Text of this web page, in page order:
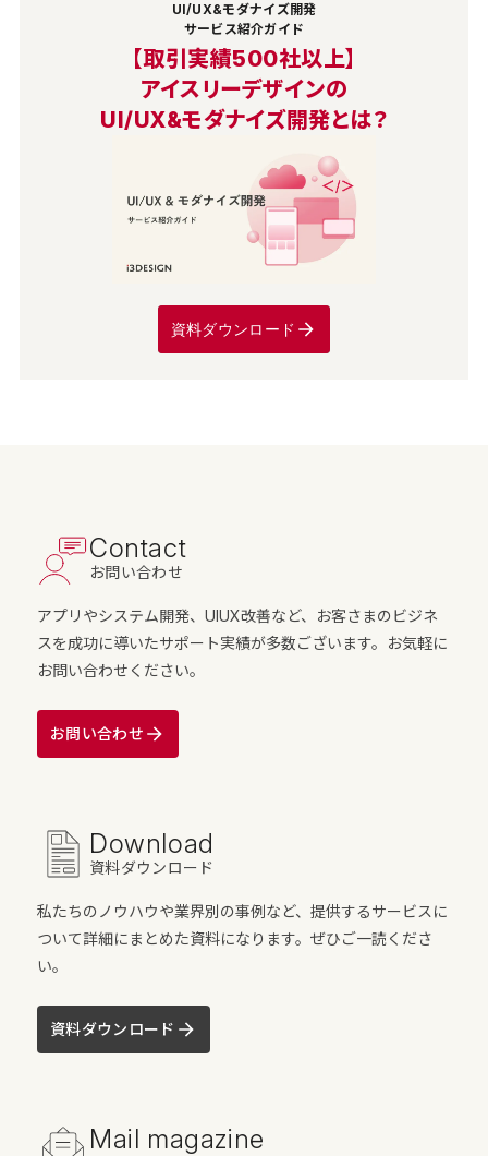
UI/UX&モダナイズ開発
サービス紹介ガイド
【取引実績500社以上】
アイスリーデザインの
UI/UX&モダナイズ開発とは？
資料ダウンロード
Contact
お問い合わせ
アプリやシステム開発、UIUX改善など、お客さまのビジネ
スを成功に導いたサポート実績が多数ございます。お気軽に
お問い合わせください。
お問い合わせ
Download
資料ダウンロード
私たちのノウハウや業界別の事例など、提供するサービスに
ついて詳細にまとめた資料になります。ぜひご一読くださ
い。
資料ダウンロード
Mail magazine